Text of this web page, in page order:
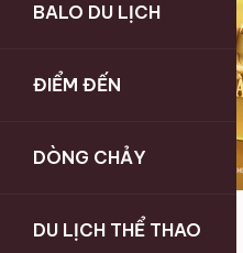
BALO DU LỊCH
ĐIỂM ĐẾN
DÒNG CHẢY
DU LỊCH THỂ THAO